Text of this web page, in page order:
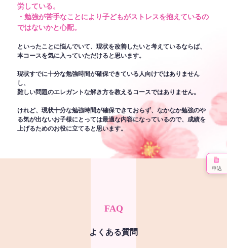
労している。
・勉強が苦手なことにより子どもがストレスを抱えているの
ではないかと心配。
といったことに悩んでいて、現状を改善したいと考えているならば、
本コースを気に入っていただけると思います。
現状すでに十分な勉強時間が確保できている人向けではありません
し、
難しい問題のエレガントな解き方を教えるコースではありません。
けれど、現状十分な勉強時間が確保できておらず、なかなか勉強のや
る気が出ないお子様にとっては最適な内容になっているので、成績を
上げるためのお役に立てると思います。
FAQ
よくある質問
申込